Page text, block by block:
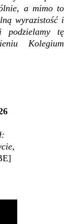
a mimo to
wyrazistość i
podzielamy tę
Kolegium